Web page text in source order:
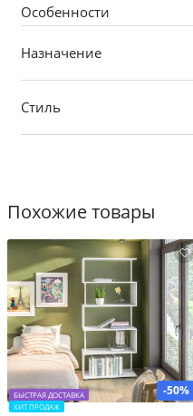
Особенности
Назначение
Стиль
Похожие товары
-50%
БЫСТРАЯ ДОСТАВКА
ХИТ ПРОДАЖ